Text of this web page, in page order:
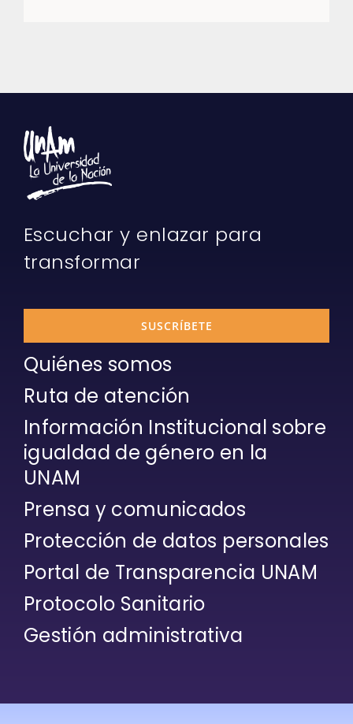
Escuchar y enlazar para
transformar
SUSCRÍBETE
Quiénes somos
Ruta de atención
Información Institucional sobre
igualdad de género en la
UNAM
Prensa y comunicados
Protección de datos personales
Portal de Transparencia UNAM
Protocolo Sanitario
Gestión administrativa